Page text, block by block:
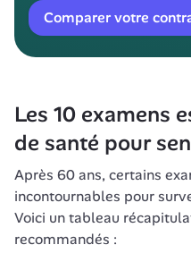
Comparer votre
Les 10 examens
de santé pour
Après 60 ans, certains
incontournables pour
Voici un tableau
recommandés :